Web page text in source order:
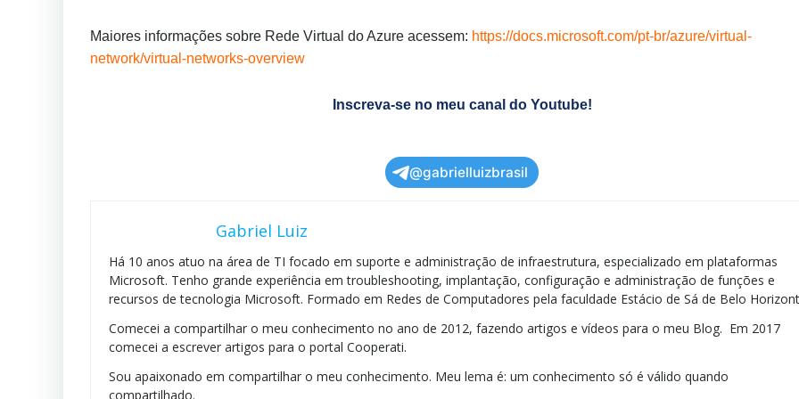
Maiores informações sobre Rede Virtual do Azure acessem: https://docs.microsoft.com/pt-br/azure/virtual-
network/virtual-networks-overview
Inscreva-se no meu canal do Youtube!
@gabrielluizbrasil
Gabriel Luiz
Há 10 anos atuo na área de TI focado em suporte e administração de infraestrutura, especializado em plataformas
Microsoft. Tenho grande experiência em troubleshooting, implantação, configuração e administração de funções e
recursos de tecnologia Microsoft. Formado em Redes de Computadores pela faculdade Estácio de Sá de Belo
Comecei a compartilhar o meu conhecimento no ano de 2012, fazendo artigos e vídeos para o meu Blog. Em 2017
comecei a escrever artigos para o portal Cooperati.
Sou apaixonado em compartilhar o meu conhecimento. Meu lema é: um conhecimento só é válido quando
compartilhado.